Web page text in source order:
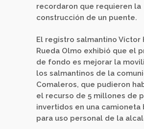
recordaron que requieren la
construcción de un puente.
El registro salmantino Víctor
Rueda Olmo exhibió que el
de fondo es mejorar la
los salmantinos de la
Comaleros, que pudieron
el recurso de 5 millones de
invertidos en una camioneta
para uso personal de la